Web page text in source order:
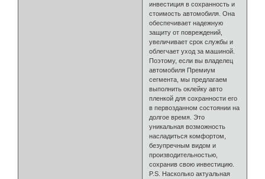
инвестиция в сохранность и
стоимость автомобиля. Она
обеспечивает надежную
защиту от повреждений,
увеличивает срок службы и
облегчает уход за машиной.
Поэтому, если вы владелец
автомобиля Премиум
сегмента, мы предлагаем
выполнить оклейку авто
пленкой для сохранности его
в первозданном состоянии на
долгое время. Это
уникальная возможность
насладиться комфортом,
безупречным видом и
производительностью,
сохранив свою инвестицию.
P.S. Насколько актуальная